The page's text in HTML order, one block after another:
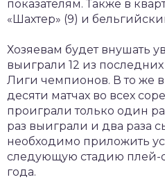
показателям. Также в
«Шахтер» (9) и
Хозяевам будет внушать
выиграли 12 из
Лиги чемпионов. В то же
десяти матчах во всех
проиграли только один
раз выиграли и два раза
необходимо приложить
следующую стадию плей-
года.